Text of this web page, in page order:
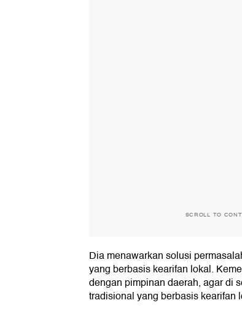
SCROLL TO
Dia menawarkan solusi
yang berbasis kearifan lokal.
dengan pimpinan daerah, agar di
tradisional yang berbasis kearifan